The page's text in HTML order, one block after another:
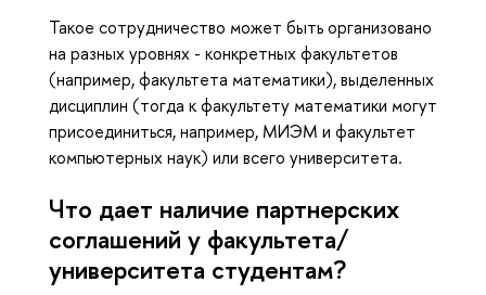
Такое сотрудничество может быть организовано
на разных уровнях - конкретных факультетов
(например, факультета математики), выделенных
дисциплин (тогда к факультету математики могут
присоединиться, например, МИЭМ и факультет
компьютерных наук) или всего университета.
Что дает наличие партнерских
соглашений у факультета/
университета студентам?